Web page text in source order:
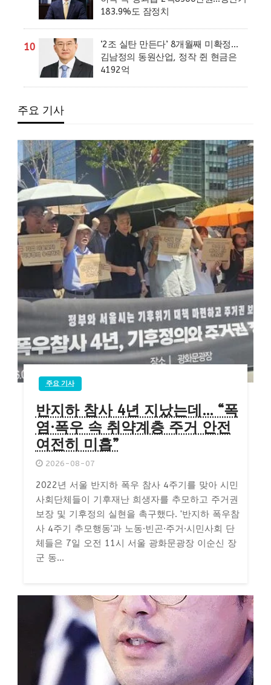
183.9%도 잠정치
10
‘2조 실탄 만든다’ 8개월째 미확정…
김남정의 동원산업, 정작 쥔 현금은
4192억
주요 기사
주요 기사
반지하 참사 4년 지났는데… “폭
염·폭우 속 취약계층 주거 안전
여전히 미흡”
2026-08-07
2022년 서울 반지하 폭우 참사 4주기를 맞아 시민
사회단체들이 기후재난 희생자를 추모하고 주거권
보장 및 기후정의 실현을 촉구했다. '반지하 폭우참
사 4주기 추모행동'과 노동·빈곤·주거·시민사회 단
체들은 7일 오전 11시 서울 광화문광장 이순신 장
군 동...